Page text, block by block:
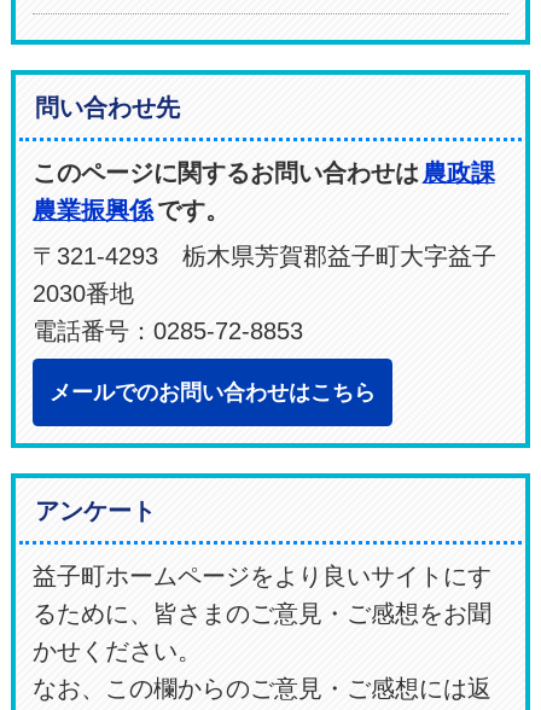
問い合わせ先
このページに関するお問い合わせは 農政課
農業振興係です。
〒321-4293 栃木県芳賀郡益子町大字益子
2030番地
電話番号：0285-72-8853
メールでのお問い合わせはこちら
アンケート
益子町ホームページをより良いサイトにす
るために、皆さまのご意見・ご感想をお聞
かせください。
なお、この欄からのご意見・ご感想には返